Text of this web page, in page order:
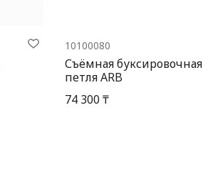
10100080
Съёмная буксировочная
петля ARB
74 300 ₸